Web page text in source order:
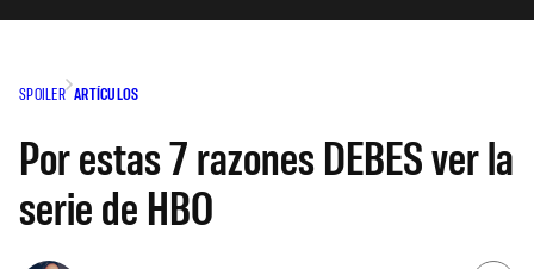
SPOILER ARTÍCULOS
Por estas 7 razones DEBES ver la
serie de HBO